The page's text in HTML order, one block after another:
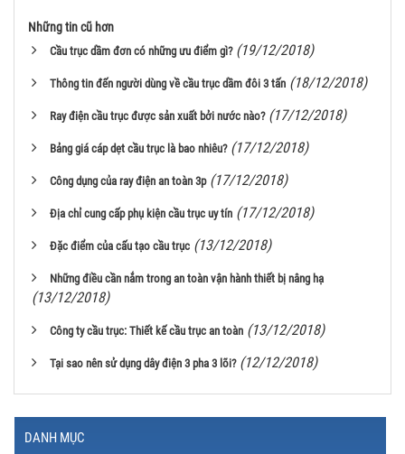
Những tin cũ hơn
Cầu trục dầm đơn có những ưu điểm gì? (19/12/2018)
Thông tin đến người dùng về cầu trục dầm đôi 3 tấn (18/12/2018)
Ray điện cầu trục được sản xuất bởi nước nào? (17/12/2018)
Bảng giá cáp dẹt cầu trục là bao nhiêu? (17/12/2018)
Công dụng của ray điện an toàn 3p (17/12/2018)
Địa chỉ cung cấp phụ kiện cầu trục uy tín (17/12/2018)
Đặc điểm của cấu tạo cầu trục (13/12/2018)
Những điều cần nắm trong an toàn vận hành thiết bị nâng hạ
(13/12/2018)
Công ty cầu trục: Thiết kế cầu trục an toàn (13/12/2018)
Tại sao nên sử dụng dây điện 3 pha 3 lõi? (12/12/2018)
DANH MỤC